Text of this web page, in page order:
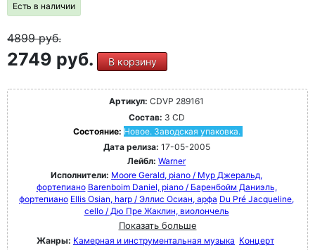
Есть в наличии
4899руб.
2749 руб. В корзину
Артикул: CDVP 289161
Состав: 3 CD
Состояние: Новое. Заводская упаковка.
Дата релиза: 17-05-2005
Лейбл: Warner
Исполнители: Moore Gerald, piano / Мур Джеральд,
фортепиано Barenboim Daniel, piano / Баренбойм Даниэль,
фортепиано Ellis Osian, harp / Эллис Осиан, арфа Du Pré Jacqueline,
cello / Дю Пре Жаклин, виолончель
Показать больше
Жанры: Камерная и инструментальная музыка Концерт